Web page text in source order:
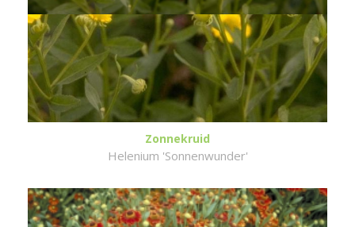
Zonnekruid
Helenium 'Sonnenwunder'